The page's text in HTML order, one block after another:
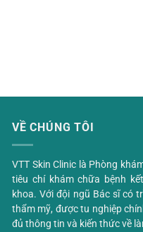
VỀ CHÚNG TÔI
VTT Skin Clinic là Phòng
tiêu chí khám chữa bệnh
khoa. Với đội ngũ Bác sĩ có
thẩm mỹ, được tu nghiệp
đủ thông tin và kiến thức về